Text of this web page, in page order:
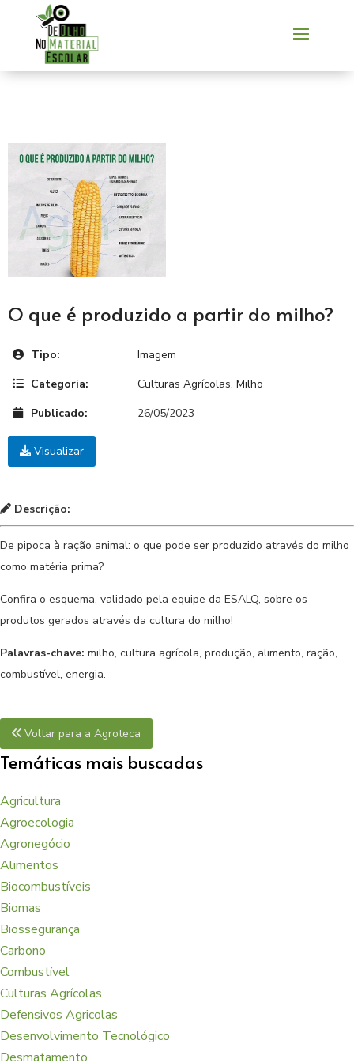
O que é produzido a partir do milho?
Tipo:
Imagem
Categoria:
Culturas Agrícolas, Milho
Publicado:
26/05/2023
Visualizar
Descrição:
De pipoca à ração animal: o que pode ser produzido através do milho
como matéria prima?
Confira o esquema, validado pela equipe da ESALQ, sobre os
produtos gerados através da cultura do milho!
Palavras-chave: milho, cultura agrícola, produção, alimento, ração,
combustível, energia.
Voltar para a Agroteca
Temáticas mais buscadas
Agricultura
Agroecologia
Agronegócio
Alimentos
Biocombustíveis
Biomas
Biossegurança
Carbono
Combustível
Culturas Agrícolas
Defensivos Agricolas
Desenvolvimento Tecnológico
Desmatamento